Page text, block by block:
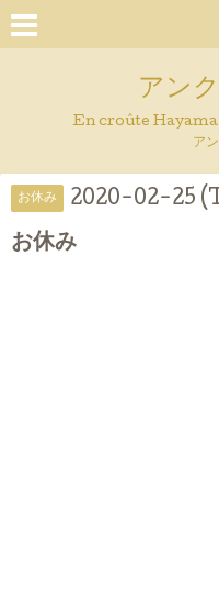
アン
En croûte Hayama 葉
ア
お休み 2020-02-25
お休み